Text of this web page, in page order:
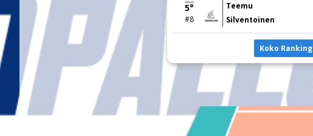
5°
#8
Teemu
Silventoinen
Koko Ranking